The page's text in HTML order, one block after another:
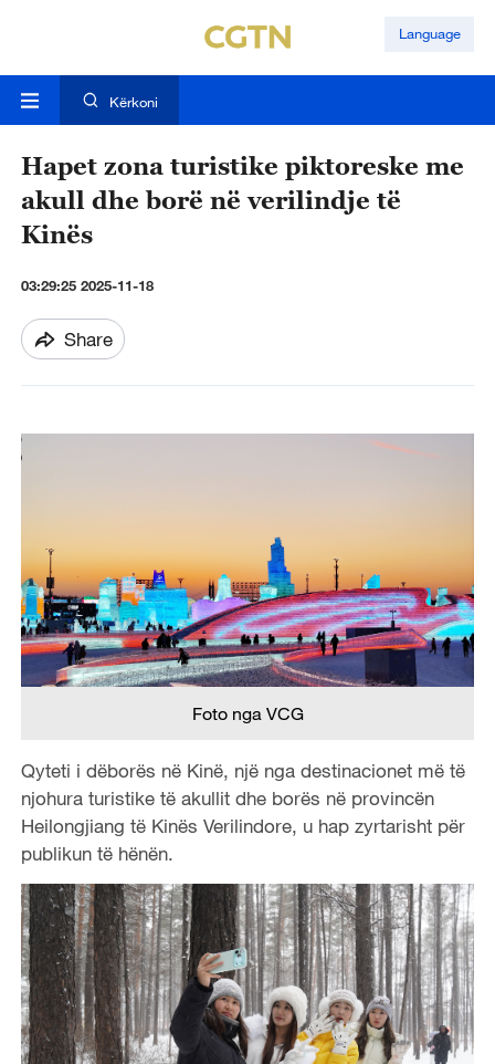
Language
Kërkoni
Hapet zona turistike piktoreske me
akull dhe borë në verilindje të
Kinës
03:29:25 2025-11-18
Share
Foto nga VCG
Qyteti i dëborës në Kinë, një nga destinacionet më të
njohura turistike të akullit dhe borës në provincën
Heilongjiang të Kinës Verilindore, u hap zyrtarisht për
publikun të hënën.